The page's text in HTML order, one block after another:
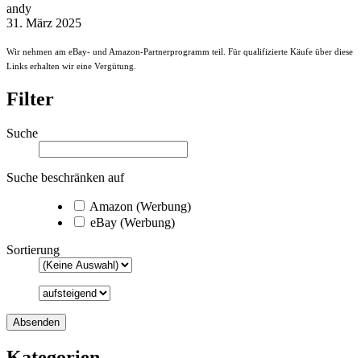
andy
31. März 2025
Wir nehmen am eBay- und Amazon-Partnerprogramm teil. Für qualifizierte Käufe über diese
Links erhalten wir eine Vergütung.
Filter
Suche
Suche beschränken auf
Amazon (Werbung)
eBay (Werbung)
Sortierung